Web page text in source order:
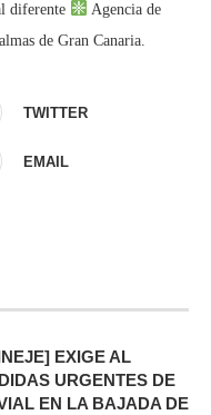
diferente
Agencia de
de Gran Canaria.
TWITTER
EMAIL
EXIGE AL
URGENTES DE
EN LA BAJADA DE